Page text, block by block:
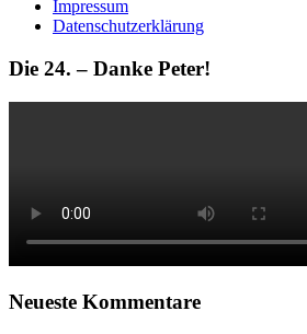
Impressum
Datenschutzerklärung
Die 24. – Danke Peter!
Neueste Kommentare